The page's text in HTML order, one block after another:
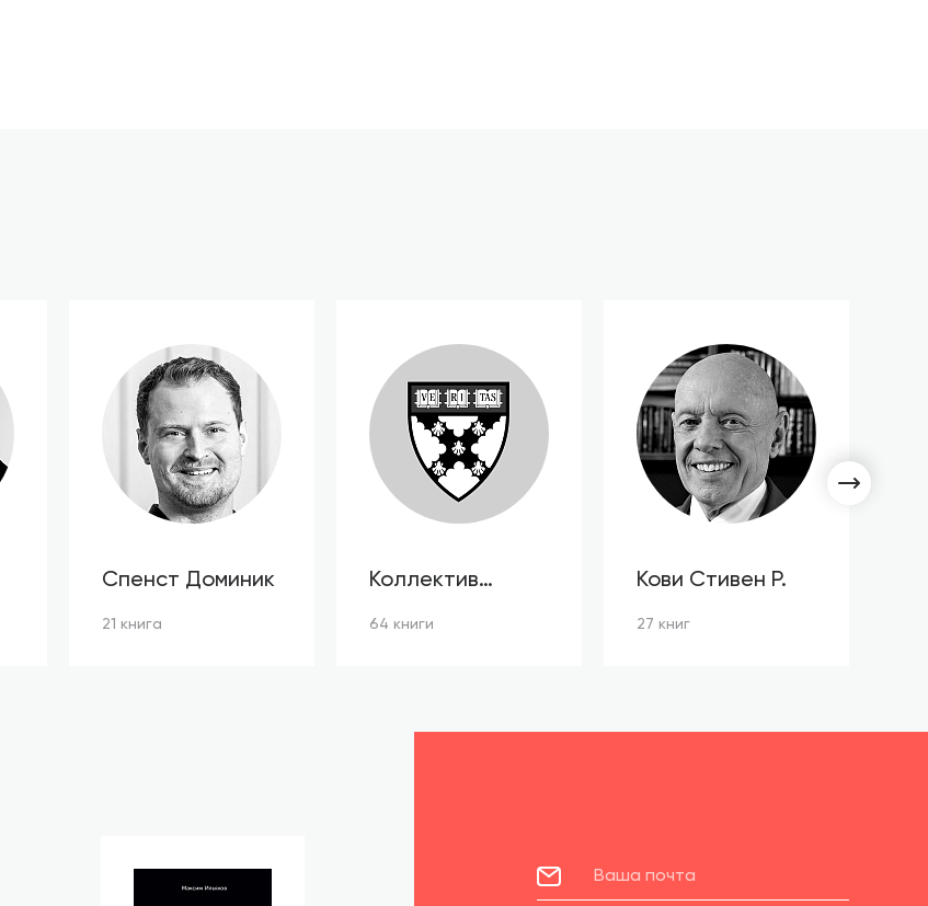
Спенст Доминик
21 книга
Коллектив
64 книги
Кови Стивен Р.
27 книг